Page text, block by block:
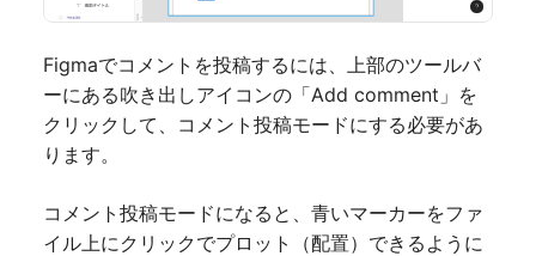
Figmaでコメントを投稿するには、上部のツールバ
ーにある吹き出しアイコンの「Add comment」を
クリックして、コメント投稿モードにする必要があ
ります。
コメント投稿モードになると、青いマーカーをファ
イル上にクリックでプロット（配置）できるように